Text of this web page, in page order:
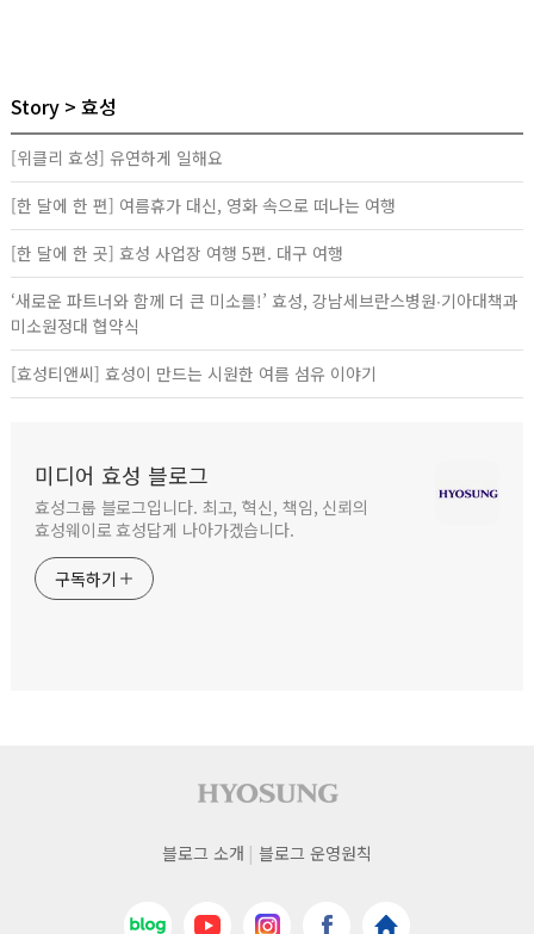
Story 효성
[위클리 효성] 유연하게 일해요
[한 달에 한 편] 여름휴가 대신, 영화 속으로 떠나는 여행
[한 달에 한 곳] 효성 사업장 여행 5편. 대구 여행
‘새로운 파트너와 함께 더 큰 미소를!’ 효성, 강남세브란스병원∙기아대책과
미소원정대 협약식
[효성티앤씨] 효성이 만드는 시원한 여름 섬유 이야기
미디어 효성 블로그
효성그룹 블로그입니다. 최고, 혁신, 책임, 신뢰의
효성웨이로 효성답게 나아가겠습니다.
구독하기
사이트 푸터
푸터
블로그 소개 블로그 운영원칙
네이버블로그
유튜브
인스타그램페이스북 효성